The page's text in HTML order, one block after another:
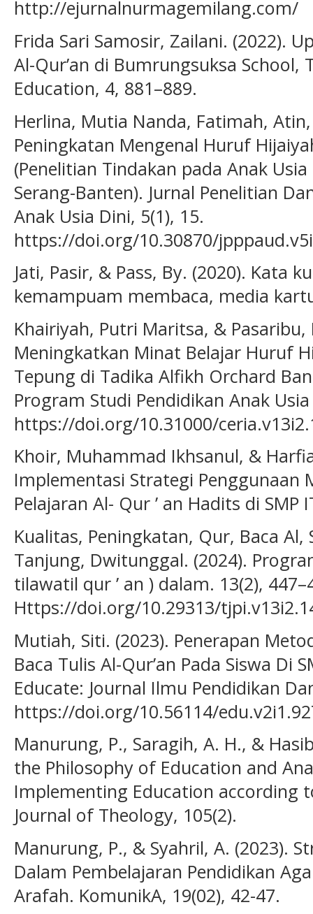
http://ejurnalnurmagemilang.com/
Frida Sari Samosir, Zailani. (2022).
Al-Qur’an di Bumrungsuksa School,
Education, 4, 881–889.
Herlina, Mutia Nanda, Fatimah,
Peningkatan Mengenal Huruf
(Penelitian Tindakan pada Anak Usia
Serang-Banten). Jurnal Penelitian
Anak Usia Dini, 5(1), 15.
https://doi.org/10.30870/
Jati, Pasir, & Pass, By. (2020). Kata
kemampuam membaca, media
Khairiyah, Putri Maritsa, & Pasaribu,
Meningkatkan Minat Belajar Huruf
Tepung di Tadika Alfikh Orchard
Program Studi Pendidikan Anak
https://doi.org/10.31000/
Khoir, Muhammad Ikhsanul, &
Implementasi Strategi Penggunaan
Pelajaran Al- Qur ’ an Hadits di SMP
Kualitas, Peningkatan, Qur, Baca Al,
Tanjung, Dwitunggal. (2024).
tilawatil qur ’ an ) dalam. 13(2),
Https://doi.org/10.29313/
Mutiah, Siti. (2023). Penerapan
Baca Tulis Al-Qur’an Pada Siswa Di
Educate: Journal Ilmu Pendidikan
https://doi.org/10.56114/
Manurung, P., Saragih, A. H., &
the Philosophy of Education and
Implementing Education according
Journal of Theology, 105(2).
Manurung, P., & Syahril, A. (2023).
Dalam Pembelajaran Pendidikan
Arafah. KomunikA, 19(02), 42-47.